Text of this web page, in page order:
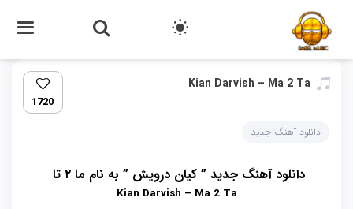
Kian Darvish – Ma 2 Ta
1720
دانلود آهنگ جدید
دانلود آهنگ جدید ” کیان درویش ” به نام ما ۲ تا
Kian Darvish – Ma 2 Ta